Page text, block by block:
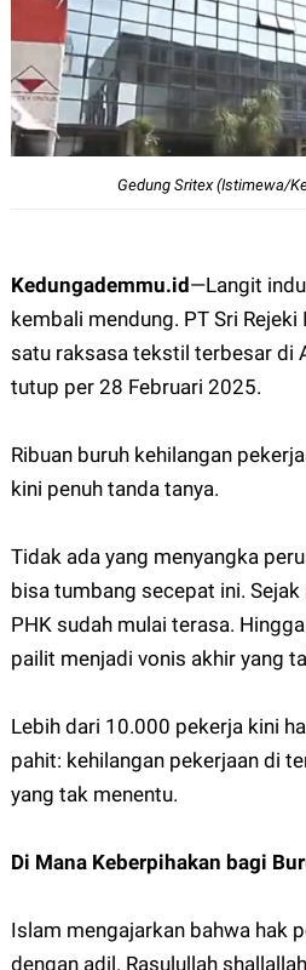
Gedung Sritex (Istimewa/
Kedungademmu.id—Langit
kembali mendung. PT Sri
satu raksasa tekstil terbesar di
tutup per 28 Februari 2025.
Ribuan buruh kehilangan
kini penuh tanda tanya.
Tidak ada yang menyangka
bisa tumbang secepat ini.
PHK sudah mulai terasa.
pailit menjadi vonis akhir yang
Lebih dari 10.000 pekerja kini
pahit: kehilangan pekerjaan di
yang tak menentu.
Di Mana Keberpihakan bagi
Islam mengajarkan bahwa hak
dengan adil. Rasulullah